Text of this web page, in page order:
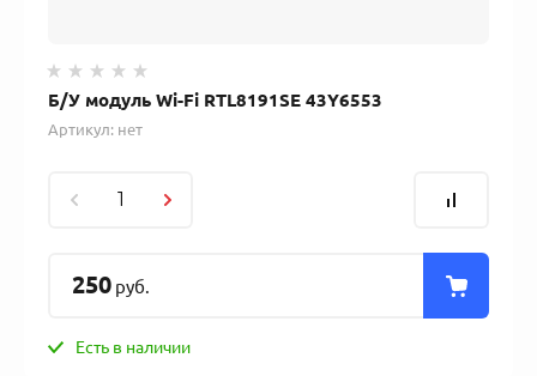
Б/У модуль Wi-Fi RTL8191SE 43Y6553
Артикул: нет
250 руб.
Есть в наличии